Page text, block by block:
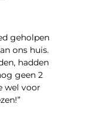
geholpen
ons huis.
hadden
geen 2
wel voor